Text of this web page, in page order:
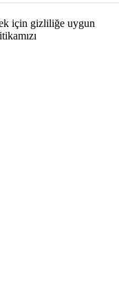
için gizliliğe uygun